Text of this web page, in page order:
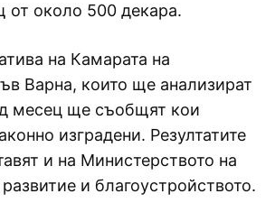
около 500 декара.
на Камарата на
Варна, които ще анализират
месец ще съобщят кои
изградени. Резултатите
и на Министерството на
и благоустройството.